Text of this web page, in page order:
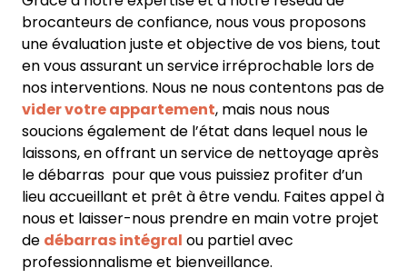
brocanteurs de confiance, nous vous proposons
une évaluation juste et objective de vos biens, tout
en vous assurant un service irréprochable lors de
nos interventions. Nous ne nous contentons pas de
vider votre appartement, mais nous nous
soucions également de l’état dans lequel nous le
laissons, en offrant un service de nettoyage après
le débarras pour que vous puissiez profiter d’un
lieu accueillant et prêt à être vendu. Faites appel à
nous et laisser-nous prendre en main votre projet
de débarras intégral ou partiel avec
professionnalisme et bienveillance.